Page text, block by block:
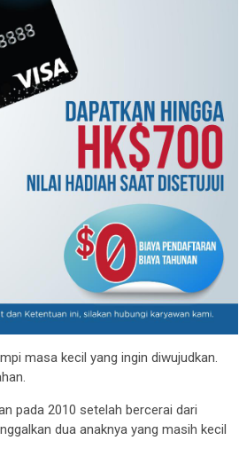
masa kecil yang ingin diwujudkan.
pada 2010 setelah bercerai dari
dua anaknya yang masih kecil